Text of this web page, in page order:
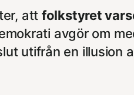
att folkstyret
avgör om
utifrån en illusion